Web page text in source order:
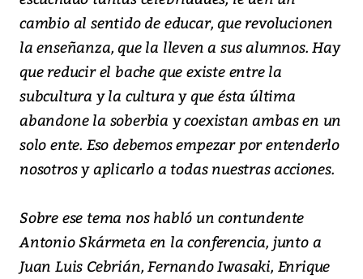
cambio al sentido de educar, que revolucionen
la enseñanza, que la lleven a sus alumnos. Hay
que reducir el bache que existe entre la
subcultura y la cultura y que ésta última
abandone la soberbia y coexistan ambas en un
solo ente. Eso debemos empezar por entenderlo
nosotros y aplicarlo a todas nuestras acciones.
Sobre ese tema nos habló un contundente
Antonio Skármeta en la conferencia, junto a
Juan Luis Cebrián, Fernando Iwasaki, Enrique